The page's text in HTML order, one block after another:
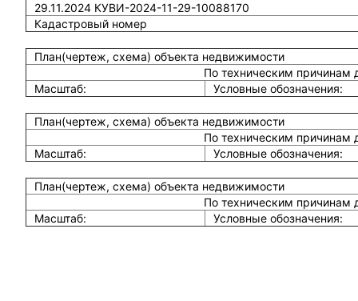
29.11.2024 КУВИ-2024-11-29-10088170
Кадастровый номер
План(чертеж, схема) объекта недвижимости
По техническим причинам
Масштаб:
Условные обозначения:
План(чертеж, схема) объекта недвижимости
По техническим причинам
Масштаб:
Условные обозначения:
План(чертеж, схема) объекта недвижимости
По техническим причинам
Масштаб:
Условные обозначения: